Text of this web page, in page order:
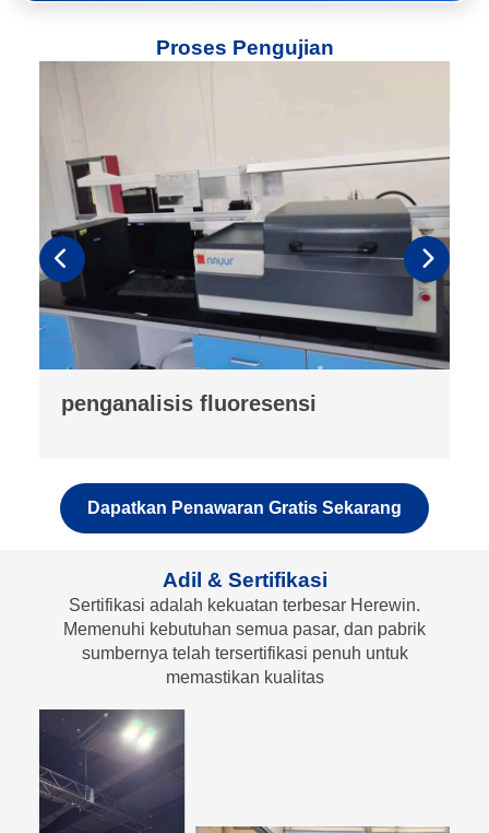
Proses Pengujian
pengukur kepadatan pemadatan
Dapatkan Penawaran Gratis Sekarang
Adil & Sertifikasi
Sertifikasi adalah kekuatan terbesar Herewin.
Memenuhi kebutuhan semua pasar, dan pabrik
sumbernya telah tersertifikasi penuh untuk
memastikan kualitas